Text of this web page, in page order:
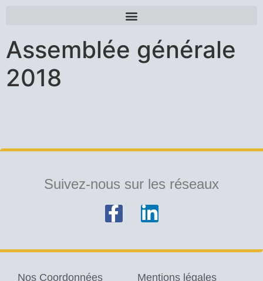
Assemblée générale
2018
Suivez-nous sur les réseaux
Nos Coordonnées Mentions légales